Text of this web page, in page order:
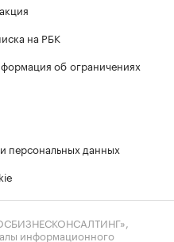
на РБК
об ограничениях
персональных данных
информационного